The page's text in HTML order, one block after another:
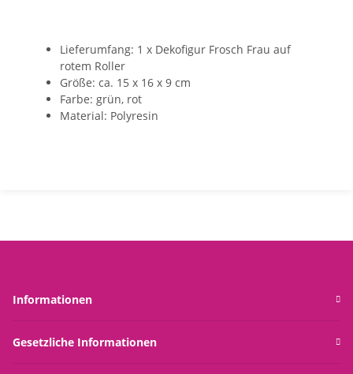
Lieferumfang: 1 x Dekofigur Frosch Frau auf
rotem Roller
Größe: ca. 15 x 16 x 9 cm
Farbe: grün, rot
Material: Polyresin
Informationen
Gesetzliche Informationen